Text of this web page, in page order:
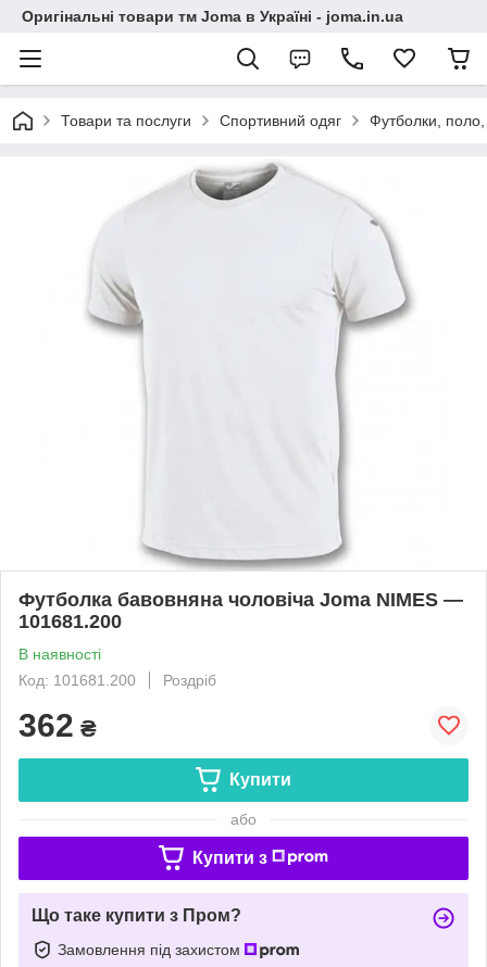
Оригінальні товари тм Joma в Україні - joma.in.ua
Товари та послуги Спортивний одяг Футболки,
Футболка бавовняна чоловіча Joma NIMES —
101681.200
В наявності
Код: 101681.200
Роздріб
362 ₴
Купити
або
Купити з
Що таке купити з Пром?
Замовлення під захистом